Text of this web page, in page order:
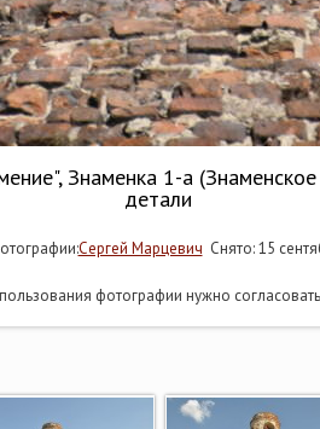
Знаменка 1-а
детали
Сергей Марцевич Снято: 15
фотографии нужно